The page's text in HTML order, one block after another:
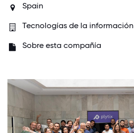
Spain
Tecnologías de la información
Sobre esta compañía